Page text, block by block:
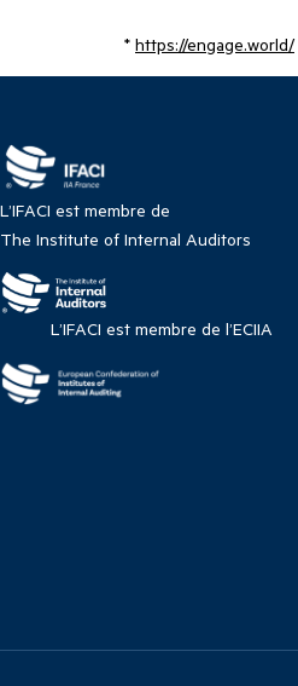
* https://engage.world/
L’IFACI est membre de
The Institute of Internal Auditors
L’IFACI est membre de l’ECIIA